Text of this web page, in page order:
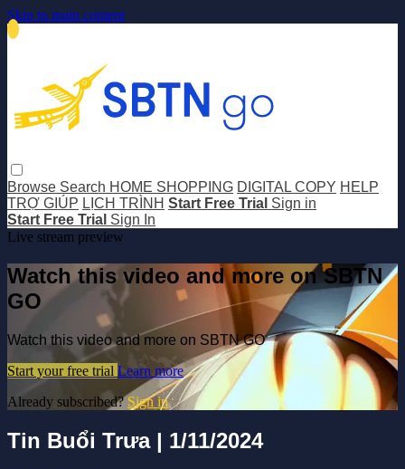
Skip to main content
Browse Search HOME SHOPPING DIGITAL COPY HELP
TRỢ GIÚP LỊCH TRÌNH Start Free Trial Sign in
Start Free Trial Sign In
Live stream preview
Watch this video and more on SBTN
GO
Watch this video and more on SBTN GO
Start your free trial Learn more
Already subscribed?Sign in
Tin Buổi Trưa | 1/11/2024